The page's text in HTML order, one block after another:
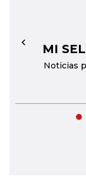
MI
Noticias
←